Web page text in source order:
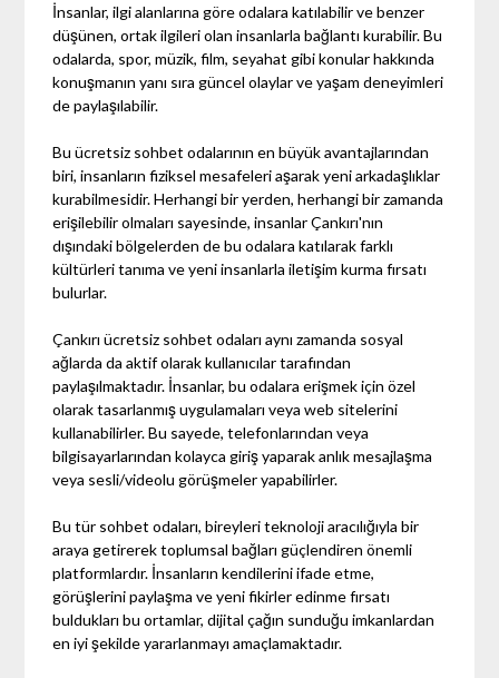
İnsanlar, ilgi alanlarına göre odalara katılabilir ve benzer
düşünen, ortak ilgileri olan insanlarla bağlantı kurabilir. Bu
odalarda, spor, müzik, film, seyahat gibi konular hakkında
konuşmanın yanı sıra güncel olaylar ve yaşam deneyimleri
de paylaşılabilir.
Bu ücretsiz sohbet odalarının en büyük avantajlarından
biri, insanların fiziksel mesafeleri aşarak yeni arkadaşlıklar
kurabilmesidir. Herhangi bir yerden, herhangi bir zamanda
erişilebilir olmaları sayesinde, insanlar Çankırı'nın
dışındaki bölgelerden de bu odalara katılarak farklı
kültürleri tanıma ve yeni insanlarla iletişim kurma fırsatı
bulurlar.
Çankırı ücretsiz sohbet odaları aynı zamanda sosyal
ağlarda da aktif olarak kullanıcılar tarafından
paylaşılmaktadır. İnsanlar, bu odalara erişmek için özel
olarak tasarlanmış uygulamaları veya web sitelerini
kullanabilirler. Bu sayede, telefonlarından veya
bilgisayarlarından kolayca giriş yaparak anlık mesajlaşma
veya sesli/videolu görüşmeler yapabilirler.
Bu tür sohbet odaları, bireyleri teknoloji aracılığıyla bir
araya getirerek toplumsal bağları güçlendiren önemli
platformlardır. İnsanların kendilerini ifade etme,
görüşlerini paylaşma ve yeni fikirler edinme fırsatı
buldukları bu ortamlar, dijital çağın sunduğu imkanlardan
en iyi şekilde yararlanmayı amaçlamaktadır.